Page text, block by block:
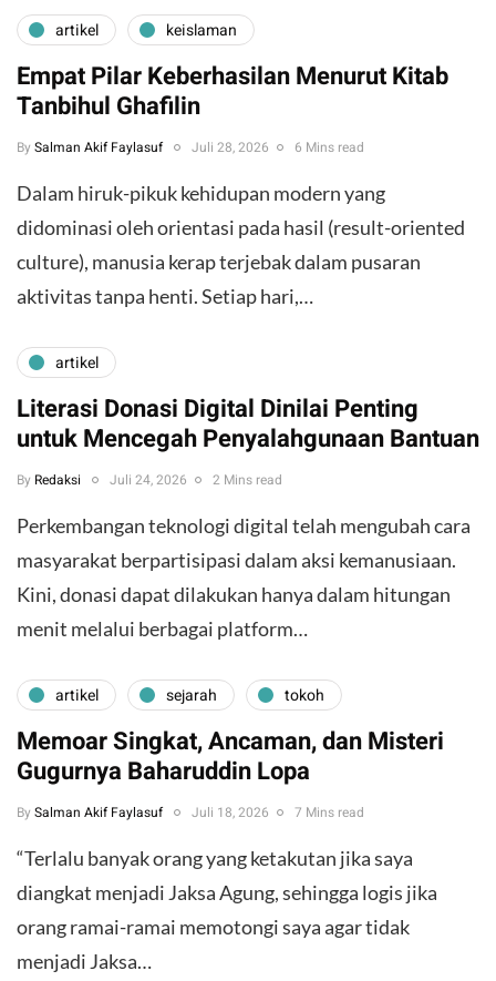
artikel keislaman
Empat Pilar Keberhasilan Menurut Kitab
Tanbihul Ghafilin
By Salman Akif Faylasuf Juli 28, 2026 6 Mins read
Dalam hiruk-pikuk kehidupan modern yang
didominasi oleh orientasi pada hasil (result-oriented
culture), manusia kerap terjebak dalam pusaran
aktivitas tanpa henti. Setiap hari,…
artikel
Literasi Donasi Digital Dinilai Penting
untuk Mencegah Penyalahgunaan Bantuan
By Redaksi Juli 24, 2026 2 Mins read
Perkembangan teknologi digital telah mengubah cara
masyarakat berpartisipasi dalam aksi kemanusiaan.
Kini, donasi dapat dilakukan hanya dalam hitungan
menit melalui berbagai platform…
artikel sejarah tokoh
Memoar Singkat, Ancaman, dan Misteri
Gugurnya Baharuddin Lopa
By Salman Akif Faylasuf Juli 18, 2026 7 Mins read
“Terlalu banyak orang yang ketakutan jika saya
diangkat menjadi Jaksa Agung, sehingga logis jika
orang ramai-ramai memotongi saya agar tidak
menjadi Jaksa…